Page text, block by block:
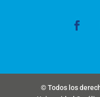
© Todos los